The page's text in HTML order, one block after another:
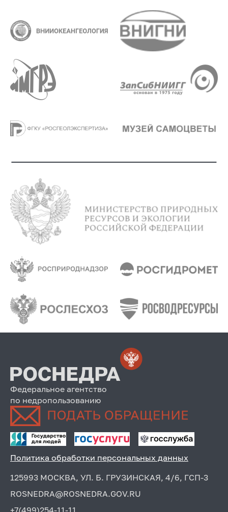
Федеральное агентство
по недропользованию
Политика обработки персональных данных
125993 МОСКВА, УЛ. Б. ГРУЗИНСКАЯ, 4/6, ГСП-3
ROSNEDRA@ROSNEDRA.GOV.RU
+7(499)254-11-11